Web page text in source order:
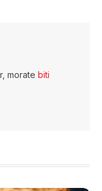
morate biti